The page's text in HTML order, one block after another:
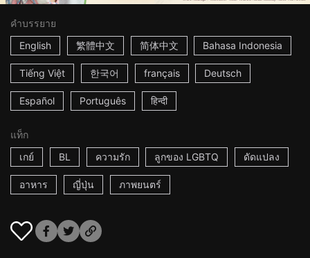
คำบรรยาย
English
繁體中文 简体中文 Bahasa Indonesia
Tiếng Việt 한국어 français Deutsch
Español Português हिन्दी
แท็ก
เกย์
BL ความรัก ลูกของ LGBTQ ดัดแปลง
อาหาร ญี่ปุ่น ภาพยนตร์